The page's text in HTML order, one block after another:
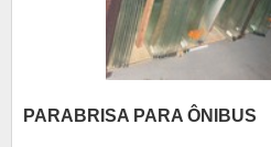
os melhores profissionais e
empresa conquista sua
satisfação, que são os
pela empresa possuir
geração e sistema de
agregando a uma equipe com
para atender com agilidade
entrega do material e na
PARABRISA PARA ÔNIBUS